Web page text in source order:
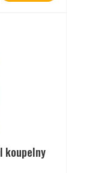
koupelny